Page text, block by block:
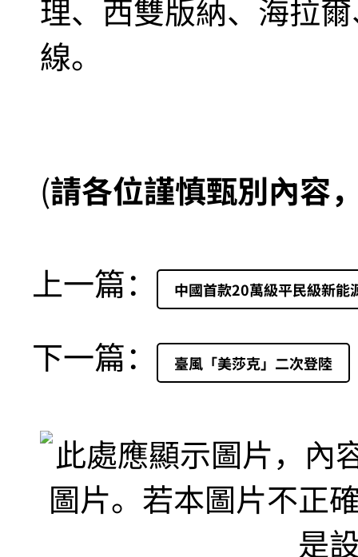
理、西雙版納、海拉
線。
(請各位謹慎甄別內容
上一篇： 中國首款20萬級平民級新能
下一篇： 臺風「美莎克」二次登陸